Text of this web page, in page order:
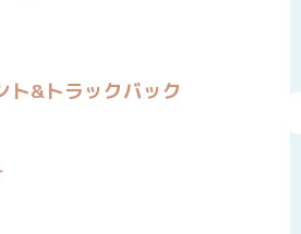
ト&トラックバック